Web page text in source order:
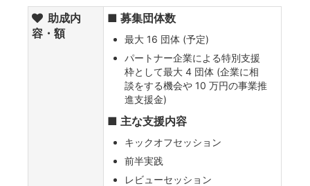
助成内
容・額
■ 募集団体数
最大 16 団体 (予定)
パートナー企業による特別支援
枠として最大 4 団体 (企業に相
談をする機会や 10 万円の事業推
進支援金)
■ 主な支援内容
キックオフセッション
前半実践
レビューセッション